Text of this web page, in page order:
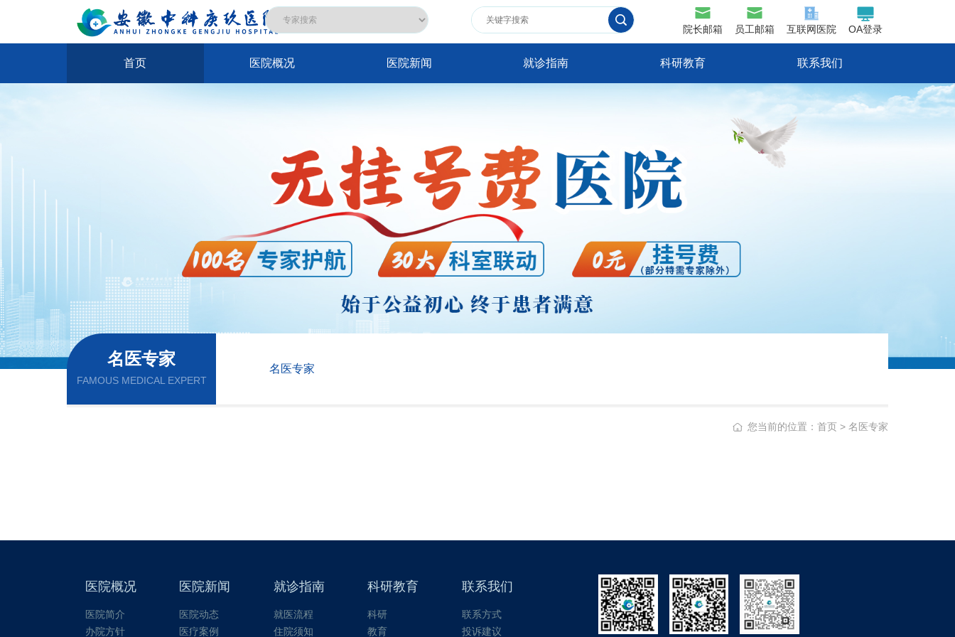
院长邮箱 员工邮箱 互联网医院 OA登录
首页 医院概况 医院新闻 就诊指南 科研教育 联系我们
名医专家
FAMOUS MEDICAL EXPERT
名医专家
您当前的位置： 首页> 名医专家
医院概况
医院简介
办院方针
医院新闻
医院动态
医疗案例
就诊指南
就医流程
住院须知
科研教育
科研
教育
联系我们
联系方式
投诉建议